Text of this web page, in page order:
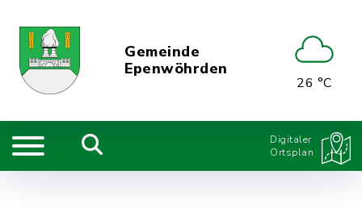
Gemeinde
Epenwöhrden
26 °C
Digitaler
Ortsplan